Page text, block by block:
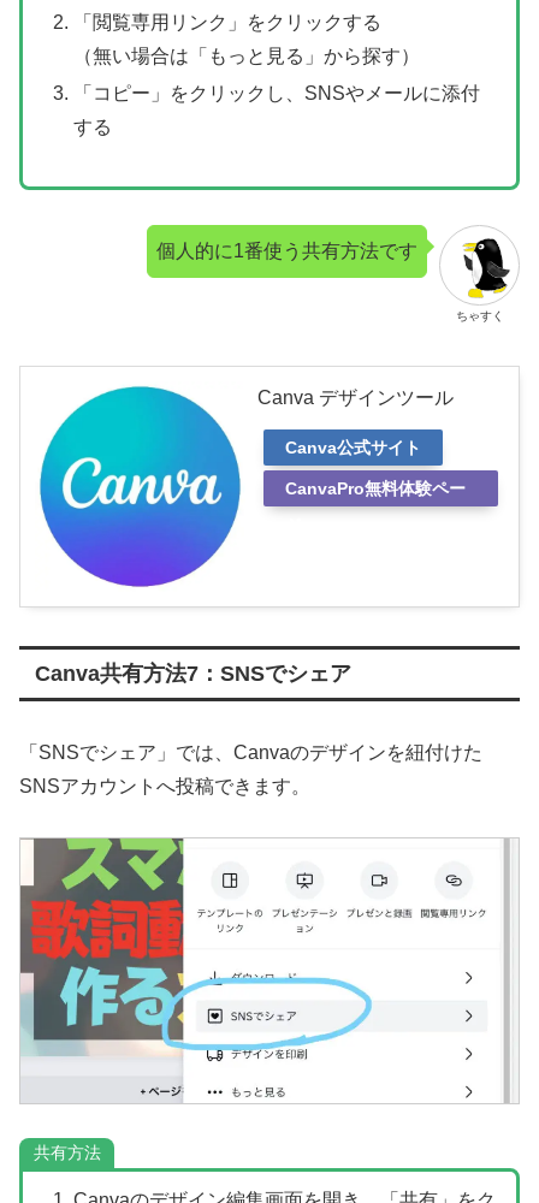
「閲覧専用リンク」をクリックする
（無い場合は「もっと見る」から探す）
「コピー」をクリックし、SNSやメールに添付
する
ちゃすく
個人的に1番使う共有方法です
Canva デザインツール
Canva公式サイト
CanvaPro無料体験ペー
Canva共有方法7：SNSでシェア
「SNSでシェア」では、Canvaのデザインを紐付けた
SNSアカウントへ投稿できます。
共有方法